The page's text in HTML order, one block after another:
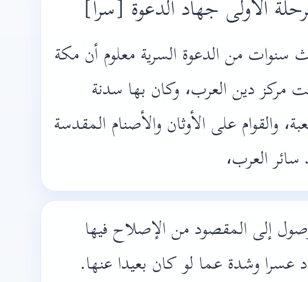
الأولى جهاد الدعوة [سرا]
سنوات من الدعوة السرية معلوم أن مكة
مركز دين العرب، وكان بها سدنة
والقوام على الأوثان والأصنام المقدسة
العرب،
إلى المقصود من الإصلاح فيها
عسرا وشدة عما لو كان بعيدا عنها.